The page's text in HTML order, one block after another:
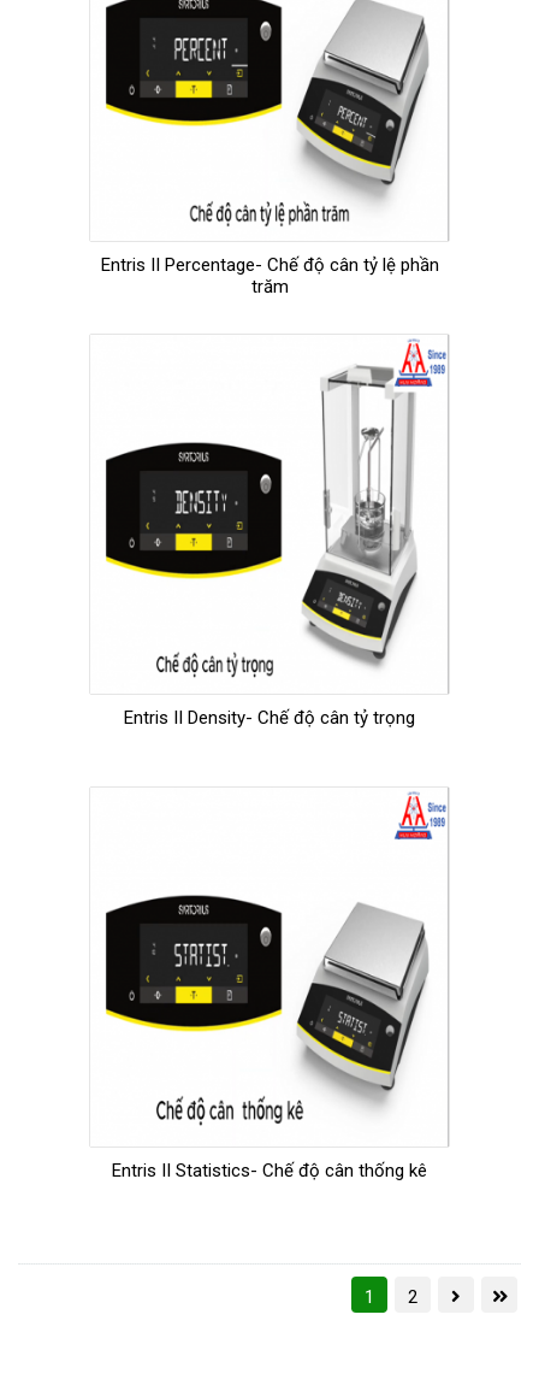
Entris II Percentage- Chế độ cân tỷ lệ phần
trăm
Entris II Density- Chế độ cân tỷ trọng
Entris II Statistics- Chế độ cân thống kê
1 2